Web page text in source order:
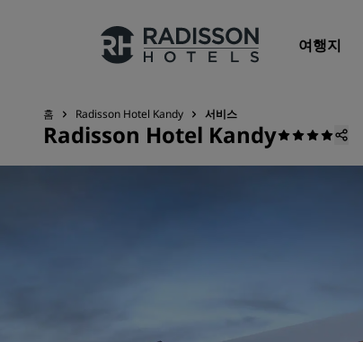
여행지
우리의 브랜드
홈 Radisson Hotel Kandy 서비스
Radisson Hotel Kandy